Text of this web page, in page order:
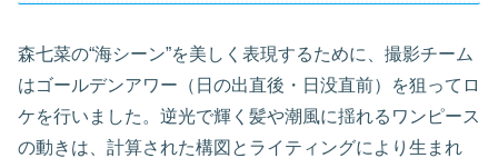
森七菜の“海シーン”を美しく表現するために、撮影チーム
はゴールデンアワー（日の出直後・日没直前）を狙ってロ
ケを行いました。逆光で輝く髪や潮風に揺れるワンピース
の動きは、計算された構図とライティングにより生まれ